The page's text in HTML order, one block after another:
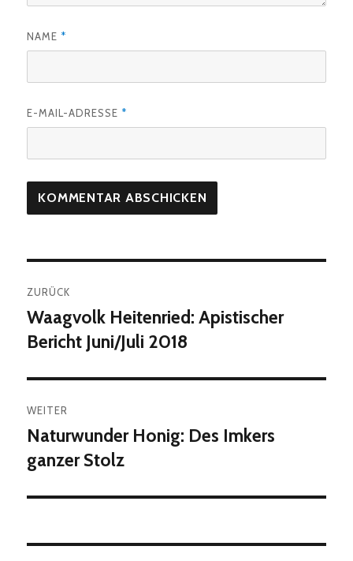
NAME *
E-MAIL-ADRESSE *
ZURÜCK
Vorheriger
Beitrag:
Waagvolk Heitenried: Apistischer
Bericht Juni/Juli 2018
WEITER
Nächster
Beitrag:
Naturwunder Honig: Des Imkers
ganzer Stolz